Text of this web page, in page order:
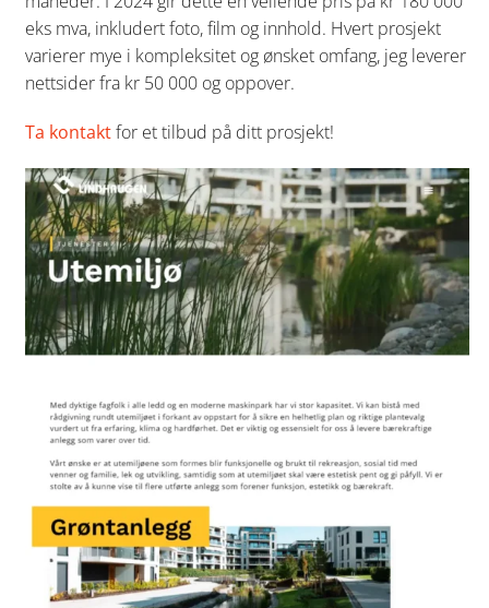
eks mva, inkludert foto, film og innhold. Hvert prosjekt
varierer mye i kompleksitet og ønsket omfang, jeg leverer
nettsider fra kr 50 000 og oppover.
Ta kontaktfor et tilbud på ditt prosjekt!